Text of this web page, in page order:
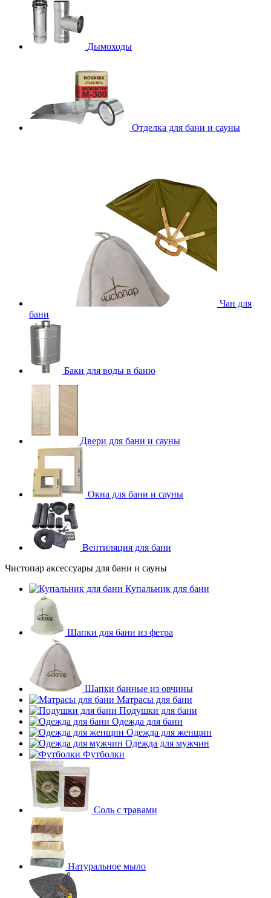
Дымоходы
Отделка для бани и сауны
Чан для
бани
Баки для воды в баню
Двери для бани и сауны
Окна для бани и сауны
Вентиляция для бани
Чистопар аксессуары для бани и сауны
Купальник для бани
Шапки для бани из фетра
Шапки банные из овчины
Матрасы для бани
Подушки для бани
Одежда для бани
Одежда для женщин
Одежда для мужчин
Футболки
Соль с травами
Натуральное мыло